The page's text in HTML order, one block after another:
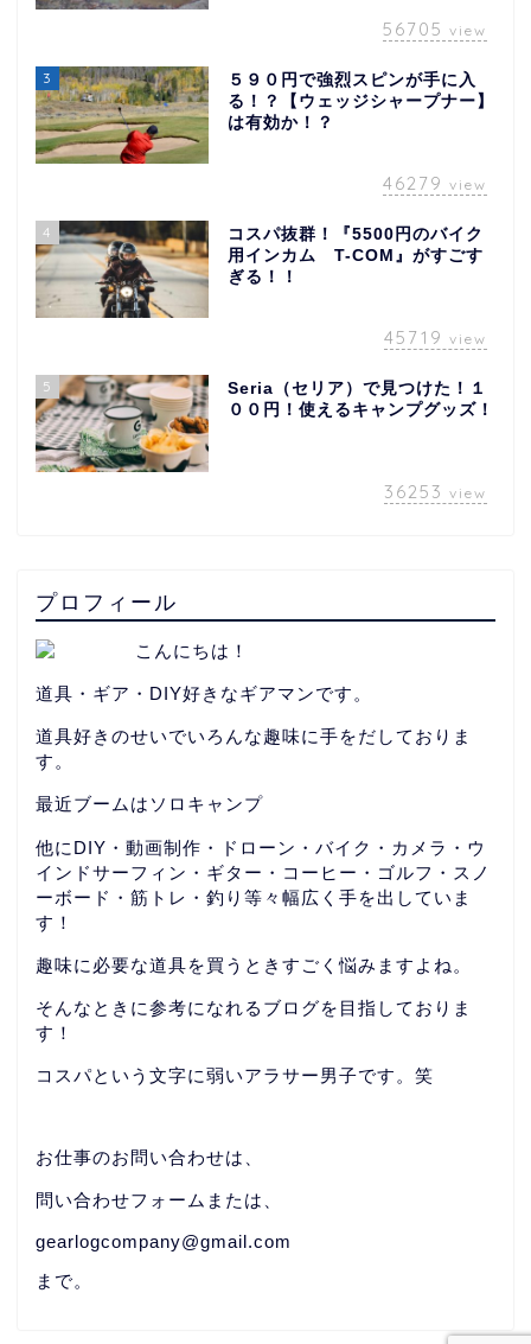
56705 view
3
５９０円で強烈スピンが手に入
る！？【ウェッジシャープナー】
は有効か！？
46279 view
4
コスパ抜群！『5500円のバイク
用インカム T-COM』がすごす
ぎる！！
45719 view
5
Seria（セリア）で見つけた！１
００円！使えるキャンプグッズ！
36253 view
プロフィール
こんにちは！
道具・ギア・DIY好きなギアマンです。
道具好きのせいでいろんな趣味に手をだしておりま
す。
最近ブームはソロキャンプ
他にDIY・動画制作・ドローン・バイク・カメラ・ウ
インドサーフィン・ギター・コーヒー・ゴルフ・スノ
ーボード・筋トレ・釣り等々幅広く手を出していま
す！
趣味に必要な道具を買うときすごく悩みますよね。
そんなときに参考になれるブログを目指しておりま
す！
コスパという文字に弱いアラサー男子です。笑
お仕事のお問い合わせは、
問い合わせフォームまたは、
gearlogcompany@gmail.com
まで。